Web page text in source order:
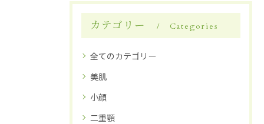
カテゴリー Categories
全てのカテゴリー
美肌
小顔
二重顎